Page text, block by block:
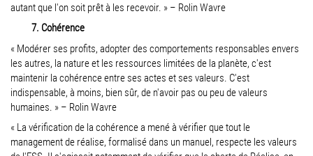
autant que l'on soit prêt à les recevoir. » – Rolin Wavre
7. Cohérence
« Modérer ses profits, adopter des comportements responsables envers
les autres, la nature et les ressources limitées de la planète, c'est
maintenir la cohérence entre ses actes et ses valeurs. C'est
indispensable, à moins, bien sûr, de n'avoir pas ou peu de valeurs
humaines. » – Rolin Wavre
« La vérification de la cohérence a mené à vérifier que tout le
management de réalise, formalisé dans un manuel, respecte les valeurs